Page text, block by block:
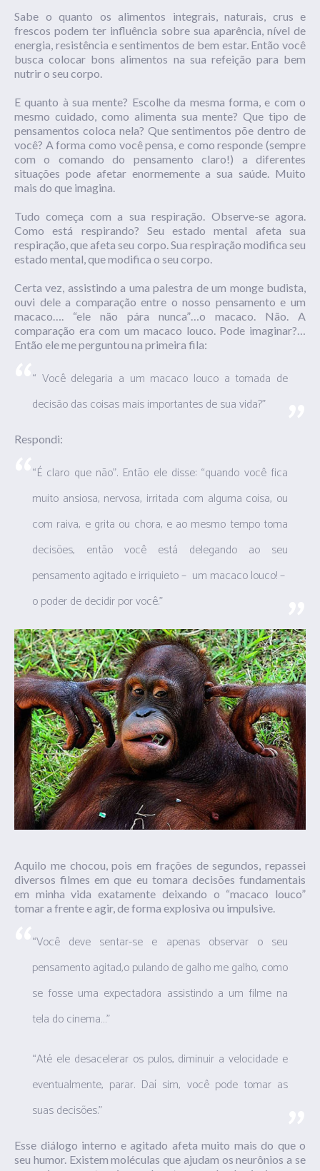
Sabe o quanto os alimentos integrais, naturais, crus e
frescos podem ter influência sobre sua aparência, nível de
energia, resistência e sentimentos de bem estar. Então você
busca colocar bons alimentos na sua refeição para bem
nutrir o seu corpo.
E quanto à sua mente? Escolhe da mesma forma, e com o
mesmo cuidado, como alimenta sua mente? Que tipo de
pensamentos coloca nela? Que sentimentos põe dentro de
você? A forma como você pensa, e como responde (sempre
com o comando do pensamento claro!) a diferentes
situações pode afetar enormemente a sua saúde. Muito
mais do que imagina.
Tudo começa com a sua respiração. Observe-se agora.
Como está respirando? Seu estado mental afeta sua
respiração, que afeta seu corpo. Sua respiração modifica seu
estado mental, que modifica o seu corpo.
Certa vez, assistindo a uma palestra de um monge budista,
ouvi dele a comparação entre o nosso pensamento e um
macaco…. “ele não pára nunca”…o macaco. Não. A
comparação era com um macaco louco. Pode imaginar?…
Então ele me perguntou na primeira fila:
“ Você delegaria a um macaco louco a tomada de
decisão das coisas mais importantes de sua vida?”
Respondi:
“É claro que não”. Então ele disse: “quando você fica
muito ansiosa, nervosa, irritada com alguma coisa, ou
com raiva, e grita ou chora, e ao mesmo tempo toma
decisões, então você está delegando ao seu
pensamento agitado e irriquieto – um macaco louco! –
o poder de decidir por você.”
Aquilo me chocou, pois em frações de segundos, repassei
diversos filmes em que eu tomara decisões fundamentais
em minha vida exatamente deixando o “macaco louco”
tomar a frente e agir, de forma explosiva ou impulsive.
“Você deve sentar-se e apenas observar o seu
pensamento agitad,o pulando de galho me galho, como
se fosse uma expectadora assistindo a um filme na
tela do cinema…”
“Até ele desacelerar os pulos, diminuir a velocidade e
eventualmente, parar. Daí sim, você pode tomar as
suas decisões.”
Esse diálogo interno e agitado afeta muito mais do que o
seu humor. Existem moléculas que ajudam os neurônios a se